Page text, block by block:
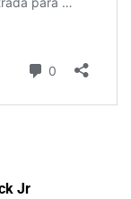
Jr